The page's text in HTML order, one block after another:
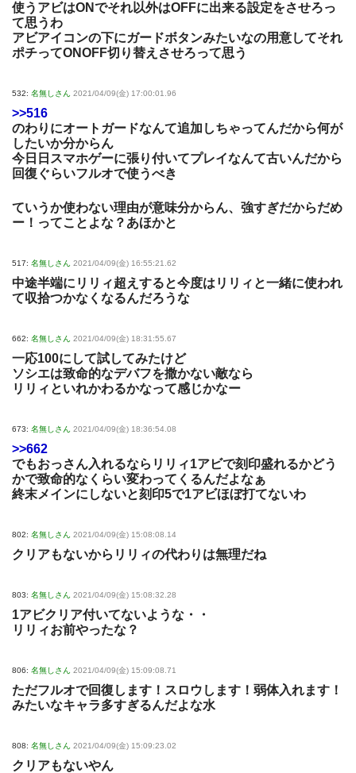
使うアビはONでそれ以外はOFFに出来る設定をさせろっ
て思うわ
アビアイコンの下にガードボタンみたいなの用意してそれ
ポチってONOFF切り替えさせろって思う
532: 名無しさん 2021/04/09(金) 17:00:01.96
>>516
のわりにオートガードなんて追加しちゃってんだから何が
したいか分からん
今日日スマホゲーに張り付いてプレイなんて古いんだから
回復ぐらいフルオで使うべき
ていうか使わない理由が意味分からん、強すぎだからだめ
ー！ってことよな？あほかと
517: 名無しさん 2021/04/09(金) 16:55:21.62
中途半端にリリィ超えすると今度はリリィと一緒に使われ
て収拾つかなくなるんだろうな
662: 名無しさん 2021/04/09(金) 18:31:55.67
一応100にして試してみたけど
ソシエは致命的なデバフを撒かない敵なら
リリィといれかわるかなって感じかなー
673: 名無しさん 2021/04/09(金) 18:36:54.08
>>662
でもおっさん入れるならリリィ1アビで刻印盛れるかどう
かで致命的なくらい変わってくるんだよなぁ
終末メインにしないと刻印5で1アビほぼ打てないわ
802: 名無しさん 2021/04/09(金) 15:08:08.14
クリアもないからリリィの代わりは無理だね
803: 名無しさん 2021/04/09(金) 15:08:32.28
1アビクリア付いてないような・・
リリィお前やったな？
806: 名無しさん 2021/04/09(金) 15:09:08.71
ただフルオで回復します！スロウします！弱体入れます！
みたいなキャラ多すぎるんだよな水
808: 名無しさん 2021/04/09(金) 15:09:23.02
クリアもないやん